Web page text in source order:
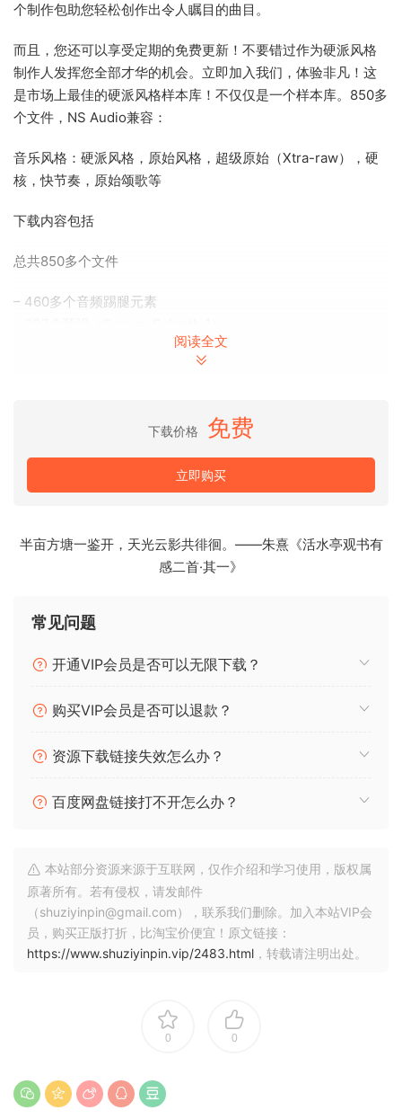
个制作包助您轻松创作出令人瞩目的曲目。
而且，您还可以享受定期的免费更新！不要错过作为硬派风格
制作人发挥您全部才华的机会。立即加入我们，体验非凡！这
是市场上最佳的硬派风格样本库！不仅仅是一个样本库。850多
个文件，NS Audio兼容：
音乐风格：硬派风格，原始风格，超级原始（Xtra-raw），硬
核，快节奏，原始颂歌等
下载内容包括
总共850多个文件
– 460多个音频踢腿元素
– （主旋律，尖叫声，氛围，踢腿，和弦，低音等）
– 60多个音频打击乐器文件
– 19个音频尖叫声
– 2个Logic Pro模板
Welcome to the ultimate destination for hardstyle
producers! Introducing our All-in-One hardstyle collection
professionals to level up your music productions. Covering
standout tracks with ease.
on unlocking your full potential as a hardstyle producer.
sample pack. 850+ FILES NS Audio WORKS WITH:
Genres: Hardstyle, Rawstyle, Extra raw (Xtra-raw),
Hardcore, Uptempo, Rawphoric & more
•237 Presets (Serum, Sylenth 1)
•(leads, screeches, ambiance, kicks, chords, subs & much
阅读全文
下载价格 免费
立即购买
半亩方塘一鉴开，天光云影共徘徊。——朱熹《活水亭观书有
感二首·其一》
常见问题
开通VIP会员是否可以无限下载？
购买VIP会员是否可以退款？
资源下载链接失效怎么办？
百度网盘链接打不开怎么办？
本站部分资源来源于互联网，仅作介绍和学习使用，版权属
原著所有。若有侵权，请发邮件
（shuziyinpin@gmail.com），联系我们删除。加入本站VIP会
员，购买正版打折，比淘宝价便宜！原文链接：
https://www.shuziyinpin.vip/2483.html ，转载请注明出处。
0 0